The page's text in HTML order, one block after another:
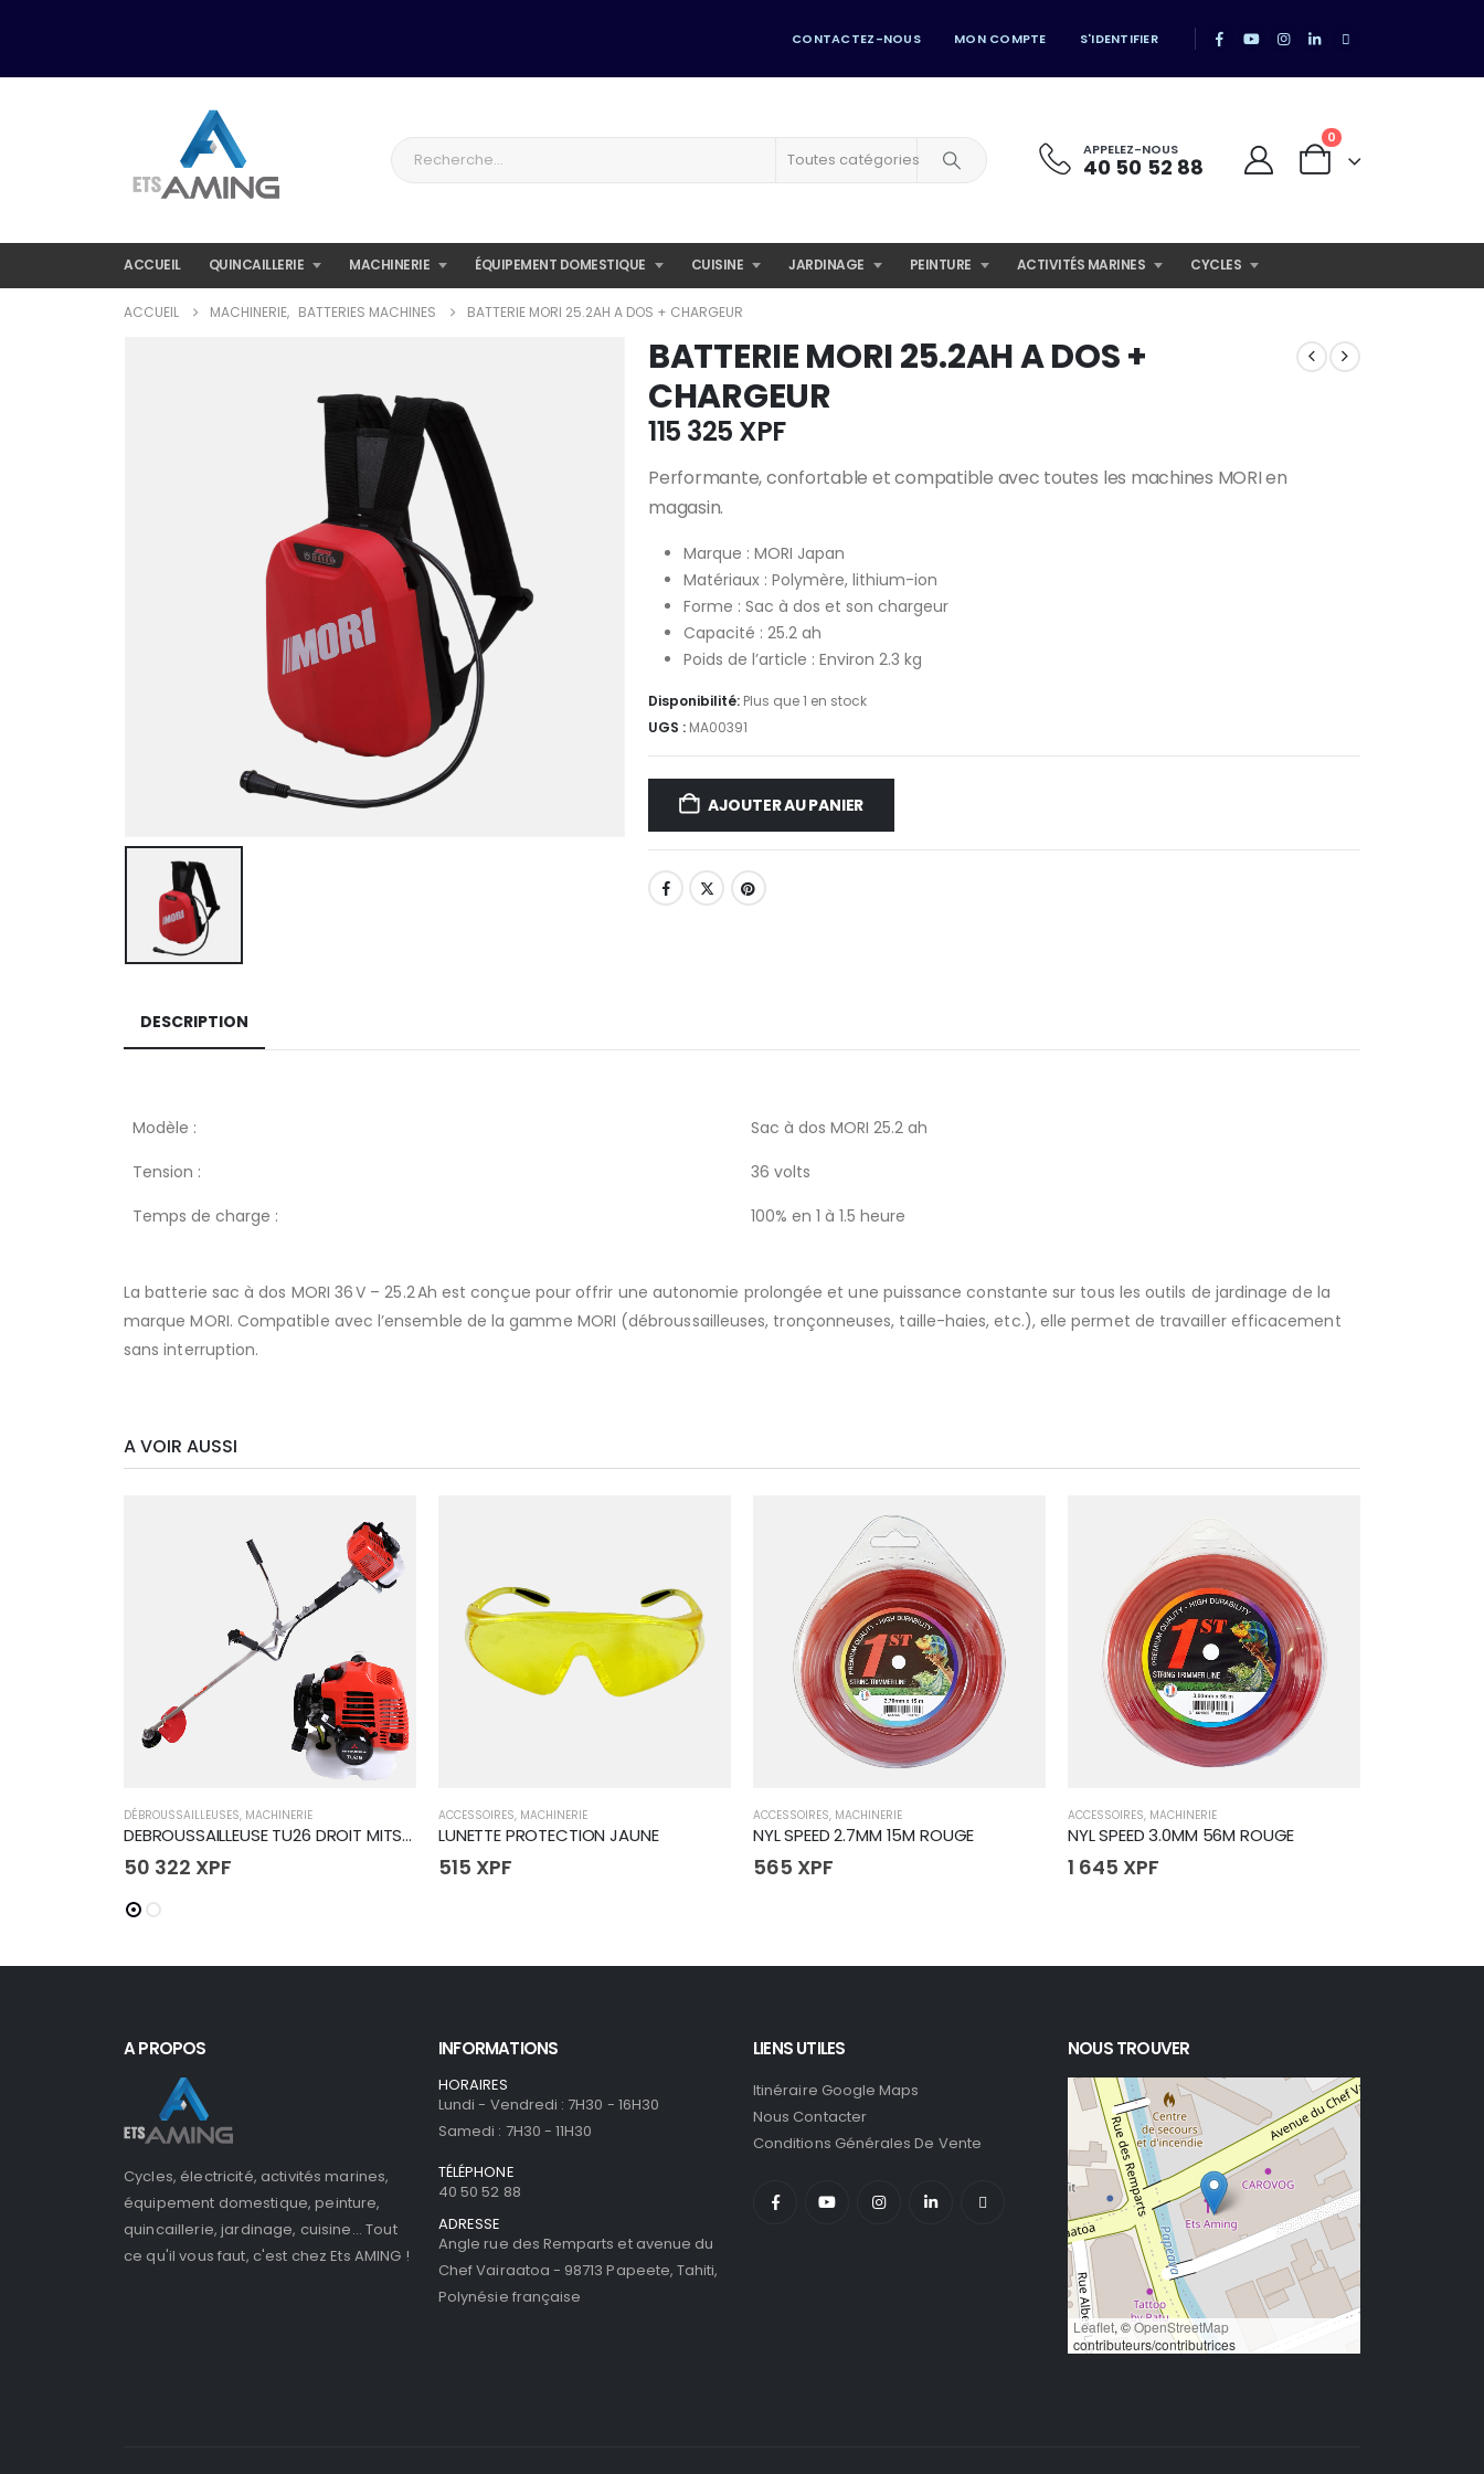
CONTACTEZ-NOUS MON COMPTE S'IDENTIFIER
Toutes catégories APPELEZ-NOUS
40 50 52 88
0
ACCUEIL QUINCAILLERIE MACHINERIE ÉQUIPEMENT DOMESTIQUE CUISINE JARDINAGE PEINTURE ACTIVITÉS MARINES CYCLES
ACCUEIL MACHINERIE, BATTERIES MACHINES BATTERIE MORI 25.2AH A DOS + CHARGEUR
BATTERIE MORI 25.2AH A DOS +
CHARGEUR
115 325 XPF
Performante, confortable et compatible avec toutes les machines MORI en
magasin.
Marque : MORI Japan
Matériaux : Polymère, lithium-ion
Forme : Sac à dos et son chargeur
Capacité : 25.2 ah
Poids de l’article : Environ 2.3 kg
Disponibilité: Plus que 1 en stock
UGS : MA00391
AJOUTER AU PANIER
DESCRIPTION
Modèle :
Sac à dos MORI 25.2 ah
Tension :
36 volts
Temps de charge :
100% en 1 à 1.5 heure
La batterie sac à dos MORI 36 V – 25.2 Ah est conçue pour offrir une autonomie prolongée et une puissance constante sur tous les outils de jardinage de la
marque MORI. Compatible avec l’ensemble de la gamme MORI (débroussailleuses, tronçonneuses, taille-haies, etc.), elle permet de travailler efficacement
sans interruption.
A VOIR AUSSI
DÉBROUSSAILLEUSES, MACHINERIE
DEBROUSSAILLEUSE TU26 DROIT MITSUBISHI IBC
50 322 XPF
ACCESSOIRES, MACHINERIE
LUNETTE PROTECTION JAUNE
515 XPF
ACCESSOIRES, MACHINERIE
NYL SPEED 2.7MM 15M ROUGE
565 XPF
ACCESSOIRES, MACHINERIE
NYL SPEED 3.0MM 56M ROUGE
1 645 XPF
A PROPOS
Cycles, électricité, activités marines,
équipement domestique, peinture,
quincaillerie, jardinage, cuisine... Tout
ce qu'il vous faut, c'est chez Ets AMING !
INFORMATIONS
HORAIRES
Lundi - Vendredi : 7H30 - 16H30
Samedi : 7H30 - 11H30
TÉLÉPHONE
40 50 52 88
ADRESSE
Angle rue des Remparts et avenue du
Chef Vairaatoa - 98713 Papeete, Tahiti,
Polynésie française
LIENS UTILES
Itinéraire Google Maps
Nous Contacter
Conditions Générales De Vente
NOUS TROUVER
Leaflet, ©OpenStreetMap
contributeurs/contributrices